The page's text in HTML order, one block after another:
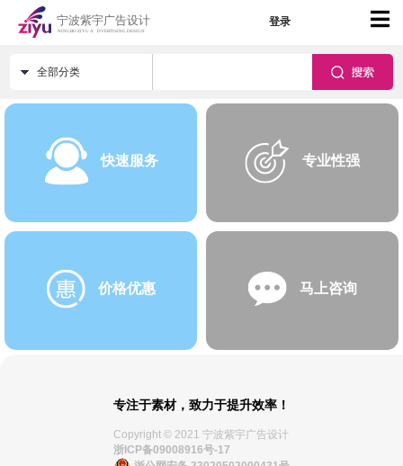
登录
全部分类
快速服务 专业性强
价格优惠 马上咨询
专注于素材，致力于提升效率！
Copyright © 2021 宁波紫宇广告设计
浙ICP备09008916号-17